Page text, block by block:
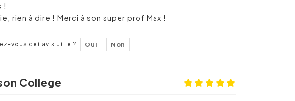
!
rien à dire ! Merci à son super prof Max !
vous cet avis utile ? Oui Non
College